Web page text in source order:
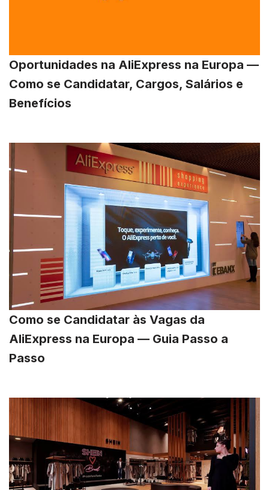
Oportunidades na AliExpress na Europa —
Como se Candidatar, Cargos, Salários e
Benefícios
Como se Candidatar às Vagas da
AliExpress na Europa — Guia Passo a
Passo